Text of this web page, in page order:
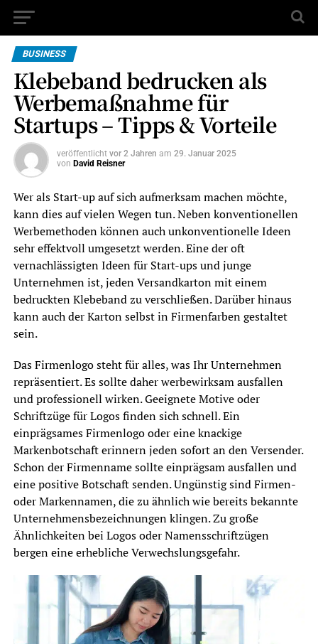
BUSINESS
Klebeband bedrucken als
Werbemaßnahme für
Startups – Tipps & Vorteile
veröffentlicht vor 2 Jahren am 29. Januar 2025
von David Reisner
Wer als Start-up auf sich aufmerksam machen möchte,
kann dies auf vielen Wegen tun. Neben konventionellen
Werbemethoden können auch unkonventionelle Ideen
sehr effektvoll umgesetzt werden. Eine der oft
vernachlässigten Ideen für Start-ups und junge
Unternehmen ist, jeden Versandkarton mit einem
bedruckten Klebeband zu verschließen. Darüber hinaus
kann auch der Karton selbst in Firmenfarben gestaltet
sein.
Das Firmenlogo steht für alles, was Ihr Unternehmen
repräsentiert. Es sollte daher werbewirksam ausfallen
und professionell wirken. Geeignete Motive oder
Schriftzüge für Logos finden sich schnell. Ein
einprägsames Firmenlogo oder eine knackige
Markenbotschaft erinnern jeden sofort an den Versender.
Schon der Firmenname sollte einprägsam ausfallen und
eine positive Botschaft senden. Ungünstig sind Firmen-
oder Markennamen, die zu ähnlich wie bereits bekannte
Unternehmensbezeichnungen klingen. Zu große
Ähnlichkeiten bei Logos oder Namensschriftzügen
bergen eine erhebliche Verwechslungsgefahr.